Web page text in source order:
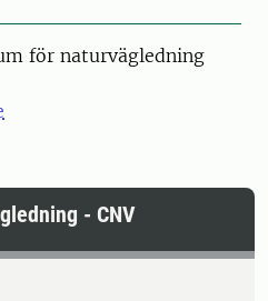
för naturvägledning
- CNV